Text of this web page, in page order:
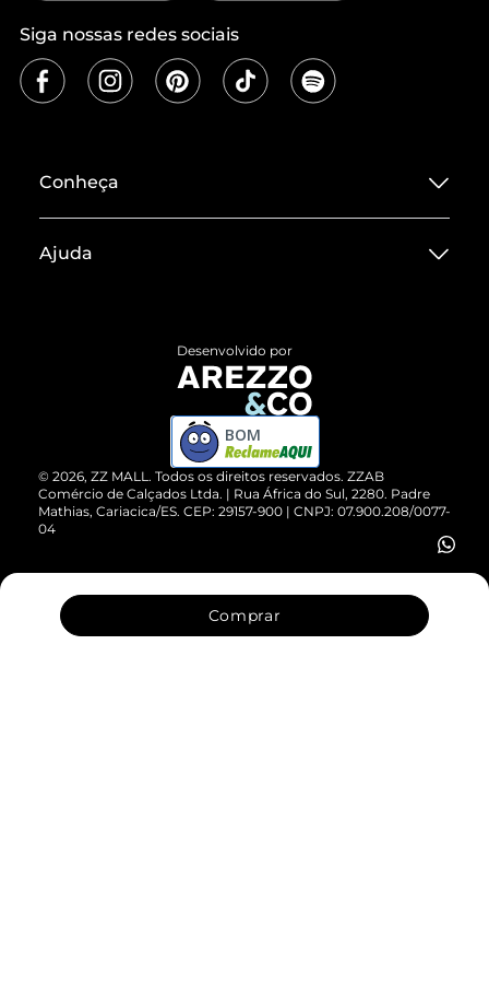
Comprar
Siga nossas redes sociais
Conheça
Termos de Uso
ZZ MALL é confiável
Cartão Presente
Vendas Corporativas
Ajuda
Devolução do Produto
Compre pelo WhatsApp
© 2026, ZZ MALL. Todos os direitos reservados. ZZAB
Comércio de Calçados Ltda. | Rua África do Sul, 2280. Padre
Mathias, Cariacica/ES. CEP: 29157-900 | CNPJ: 07.900.208/0077-
04
Desenvolvido por
BOM